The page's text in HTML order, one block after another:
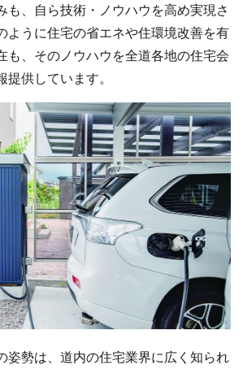
も、自ら技術・ノウハウを高め実現さ
ように住宅の省エネや住環境改善を有
も、そのノウハウを全道各地の住宅会
供しています。
姿勢は、道内の住宅業界に広く知られ